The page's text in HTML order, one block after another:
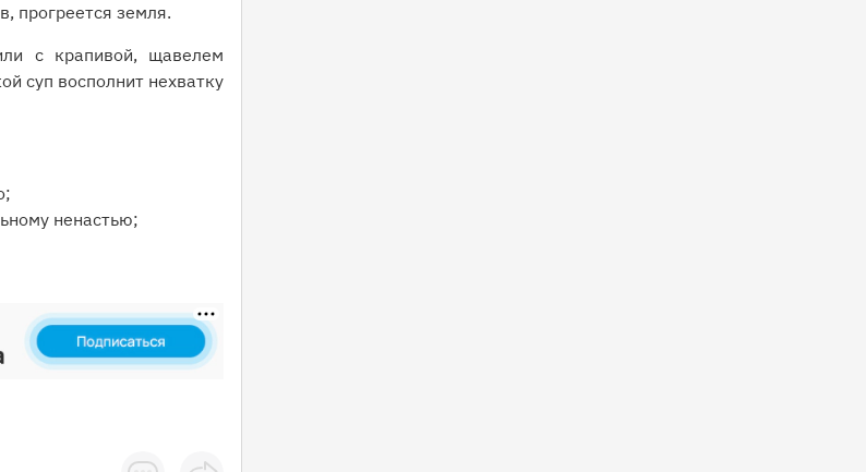
прогреется земля.
с крапивой, щавелем
суп восполнит нехватку
ненастью;